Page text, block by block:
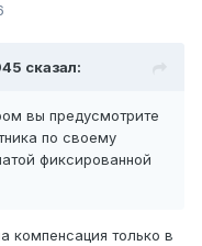
сказал:
вы предусмотрите
по своему
фиксированной
компенсация только в